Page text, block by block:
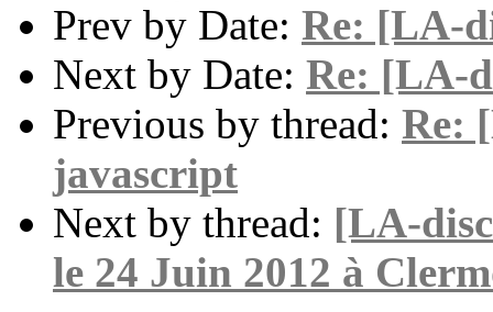
Prev by Date: Re: [LA-
Next by Date: Re: [LA-
Previous by thread: Re:
javascript
Next by thread: [LA-
le 24 Juin 2012 à